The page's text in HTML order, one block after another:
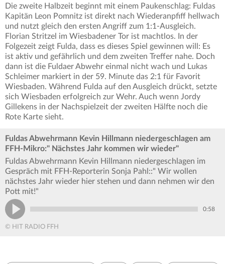
Die zweite Halbzeit beginnt mit einem Paukenschlag: Fuldas
Kapitän Leon Pomnitz ist direkt nach Wiederanpfiff hellwach
und nutzt gleich den ersten Angriff zum 1:1-Ausgleich.
Florian Stritzel im Wiesbadener Tor ist machtlos. In der
Folgezeit zeigt Fulda, dass es dieses Spiel gewinnen will: Es
ist aktiv und gefährlich und dem zweiten Treffer nahe. Doch
dann ist die Fuldaer Abwehr einmal nicht wach und Lukas
Schleimer markiert in der 59. Minute das 2:1 für Favorit
Wiesbaden. Während Fulda auf den Ausgleich drückt, setzte
sich Wiesbaden erfolgreich zur Wehr. Auch wenn Jordy
Gillekens in der Nachspielzeit der zweiten Hälfte noch die
Rote Karte sieht.
Fuldas Abwehrmann Kevin Hillmann niedergeschlagen am
FFH-Mikro:" Nächstes Jahr kommen wir wieder"
Fuldas Abwehrmann Kevin Hillmann niedergeschlagen im
Gespräch mit FFH-Reporterin Sonja Pahl::" Wir wollen
nächstes Jahr wieder hier stehen und dann nehmen wir den
Pott mit!"
0:58
© HIT RADIO FFH